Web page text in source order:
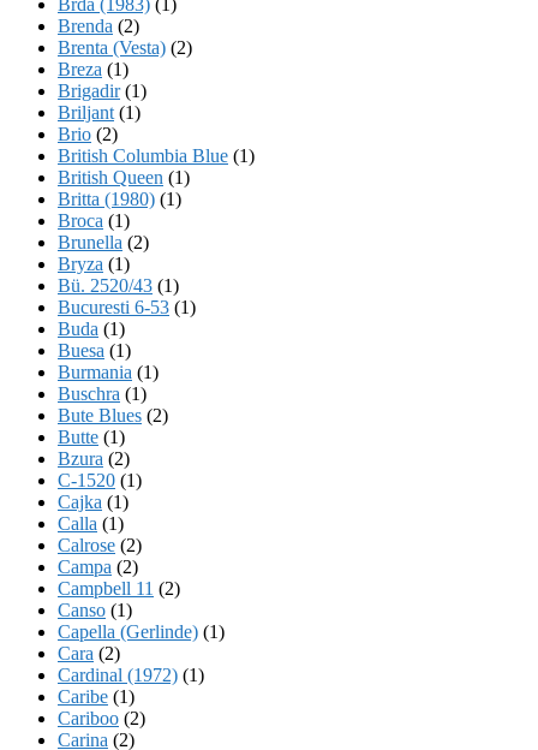
Brenda (2)
Brenta (Vesta) (2)
Breza (1)
Brigadir(1)
Briljant (1)
Brio (2)
British Columbia Blue (1)
British Queen (1)
Britta (1980) (1)
Broca (1)
Brunella (2)
Bryza (1)
Bü. 2520/43 (1)
Bucuresti 6-53 (1)
Buda (1)
Buesa (1)
Burmania (1)
Buschra (1)
Bute Blues (2)
Butte (1)
Bzura (2)
C-1520 (1)
Cajka (1)
Calla (1)
Calrose (2)
Campa (2)
Campbell 11 (2)
Canso (1)
Capella (Gerlinde) (1)
Cara (2)
Cardinal (1972) (1)
Caribe (1)
Cariboo (2)
Carina (2)